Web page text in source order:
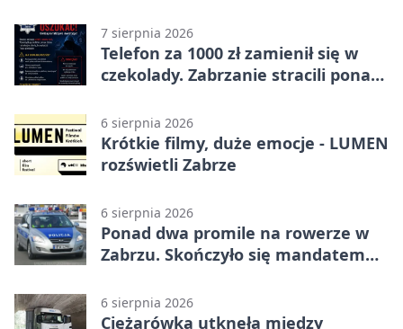
7 sierpnia 2026
Telefon za 1000 zł zamienił się w
czekolady. Zabrzanie stracili ponad
6 sierpnia 2026
Krótkie filmy, duże emocje - LUMEN
rozświetli Zabrze
6 sierpnia 2026
Ponad dwa promile na rowerze w
Zabrzu. Skończyło się mandatem
6 sierpnia 2026
Ciężarówka utknęła między